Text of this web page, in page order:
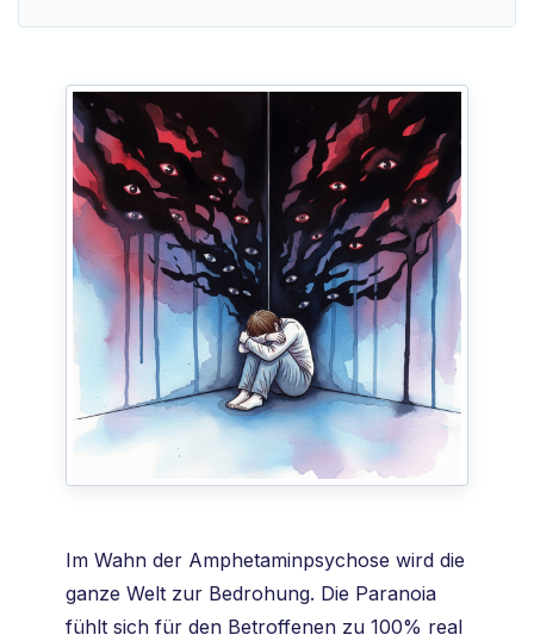
Im Wahn der Amphetaminpsychose wird die
ganze Welt zur Bedrohung. Die Paranoia
fühlt sich für den Betroffenen zu 100% real